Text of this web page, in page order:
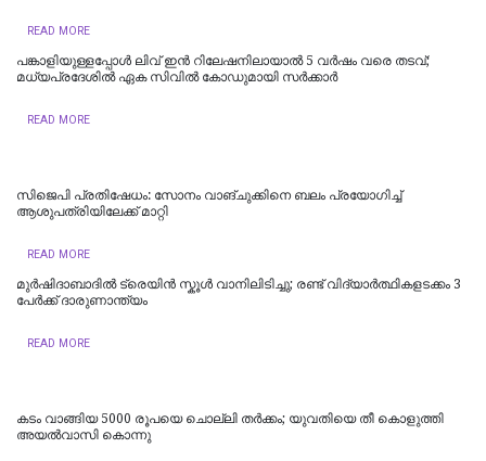
READ MORE
പങ്കാളിയുള്ളപ്പോള്‍ ലിവ്‌ ഇൻ റിലേഷനിലായാൽ 5 വർഷം വരെ തടവ്;
മധ്യപ്രദേശിൽ ഏക സിവിൽ കോഡുമായി സർക്കാർ
READ MORE
സിജെപി പ്രതിഷേധം: സോനം വാങ്ചുക്കിനെ ബലം പ്രയോഗിച്ച്
ആശുപത്രിയിലേക്ക് മാറ്റി
READ MORE
മുർഷിദാബാദിൽ ട്രെയിൻ സ്കൂൾ വാനിലിടിച്ചു; രണ്ട് വിദ്യാർത്ഥികളടക്കം 3
പേർക്ക് ദാരുണാന്ത്യം
READ MORE
കടം വാങ്ങിയ 5000 രൂപയെ ചൊല്ലി തര്‍ക്കം; യുവതിയെ തീ കൊളുത്തി
അയല്‍വാസി കൊന്നു